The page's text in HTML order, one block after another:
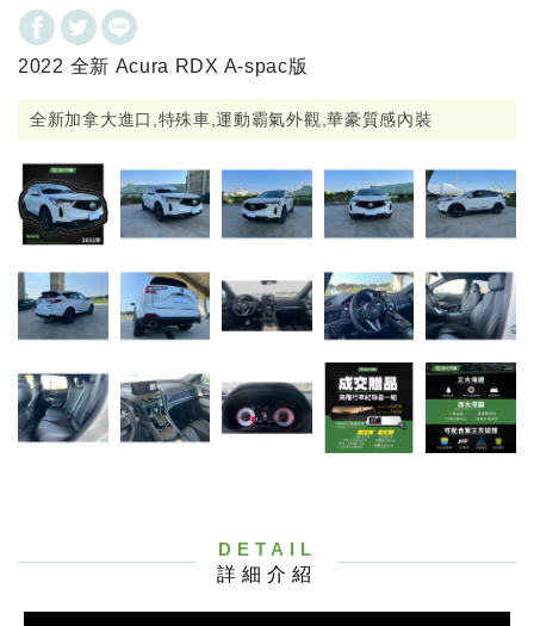
2022 全新 Acura RDX A-spac版
全新加拿大進口,特殊車,運動霸氣外觀,華豪質感內裝
DETAIL
詳細介紹